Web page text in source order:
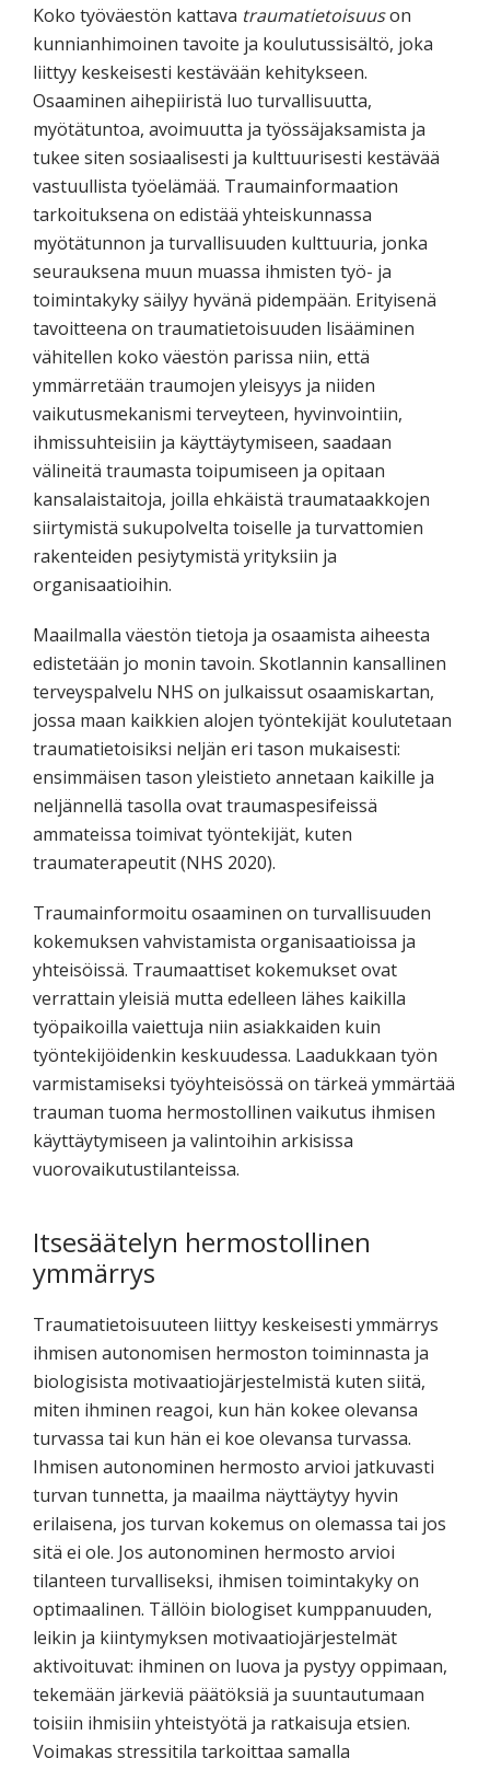
Koko työväestön kattava traumatietoisuuson
kunnianhimoinen tavoite ja koulutussisältö, joka
liittyy keskeisesti kestävään kehitykseen.
Osaaminen aihepiiristä luo turvallisuutta,
myötätuntoa, avoimuutta ja työssäjaksamista ja
tukee siten sosiaalisesti ja kulttuurisesti kestävää
vastuullista työelämää. Traumainformaation
tarkoituksena on edistää yhteiskunnassa
myötätunnon ja turvallisuuden kulttuuria, jonka
seurauksena muun muassa ihmisten työ- ja
toimintakyky säilyy hyvänä pidempään. Erityisenä
tavoitteena on traumatietoisuuden lisääminen
vähitellen koko väestön parissa niin, että
ymmärretään traumojen yleisyys ja niiden
vaikutusmekanismi terveyteen, hyvinvointiin,
ihmissuhteisiin ja käyttäytymiseen, saadaan
välineitä traumasta toipumiseen ja opitaan
kansalaistaitoja, joilla ehkäistä traumataakkojen
siirtymistä sukupolvelta toiselle ja turvattomien
rakenteiden pesiytymistä yrityksiin ja
organisaatioihin.
Maailmalla väestön tietoja ja osaamista aiheesta
edistetään jo monin tavoin. Skotlannin kansallinen
terveyspalvelu NHS on julkaissut osaamiskartan,
jossa maan kaikkien alojen työntekijät koulutetaan
traumatietoisiksi neljän eri tason mukaisesti:
ensimmäisen tason yleistieto annetaan kaikille ja
neljännellä tasolla ovat traumaspesifeissä
ammateissa toimivat työntekijät, kuten
traumaterapeutit (NHS 2020).
Traumainformoitu osaaminen on turvallisuuden
kokemuksen vahvistamista organisaatioissa ja
yhteisöissä. Traumaattiset kokemukset ovat
verrattain yleisiä mutta edelleen lähes kaikilla
työpaikoilla vaiettuja niin asiakkaiden kuin
työntekijöidenkin keskuudessa. Laadukkaan työn
varmistamiseksi työyhteisössä on tärkeä ymmärtää
trauman tuoma hermostollinen vaikutus ihmisen
käyttäytymiseen ja valintoihin arkisissa
vuorovaikutustilanteissa.
Itsesäätelyn hermostollinen
ymmärrys
Traumatietoisuuteen liittyy keskeisesti ymmärrys
ihmisen autonomisen hermoston toiminnasta ja
biologisista motivaatiojärjestelmistä kuten siitä,
miten ihminen reagoi, kun hän kokee olevansa
turvassa tai kun hän ei koe olevansa turvassa.
Ihmisen autonominen hermosto arvioi jatkuvasti
turvan tunnetta, ja maailma näyttäytyy hyvin
erilaisena, jos turvan kokemus on olemassa tai jos
sitä ei ole. Jos autonominen hermosto arvioi
tilanteen turvalliseksi, ihmisen toimintakyky on
optimaalinen. Tällöin biologiset kumppanuuden,
leikin ja kiintymyksen motivaatiojärjestelmät
aktivoituvat: ihminen on luova ja pystyy oppimaan,
tekemään järkeviä päätöksiä ja suuntautumaan
toisiin ihmisiin yhteistyötä ja ratkaisuja etsien.
Voimakas stressitila tarkoittaa samalla